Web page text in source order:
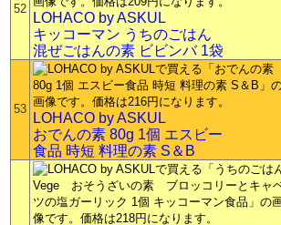
52
LOHACO by ASKUL
キッコーマン うちのごはん
混ぜごはんの素 ビビンバ 1袋
53
LOHACO by ASKUL
おでんの素 80g 1個 エスビー
食品 時短 料理の素 S＆B